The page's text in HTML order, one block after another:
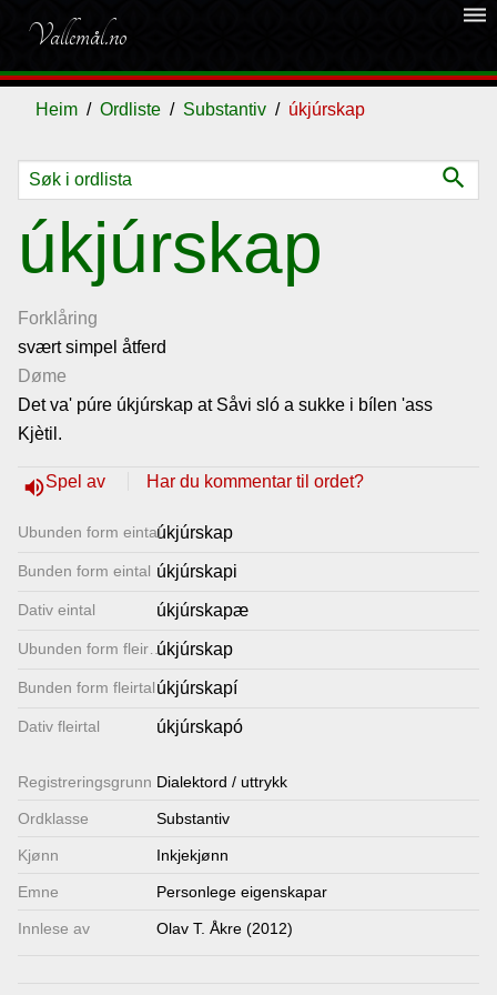
Vallemål.no
dehaze
Heim Ordliste Substantiv úkjúrskap
search
úkjúrskap
Forklåring
svært simpel åtferd
Døme
Det va' púre úkjúrskap at Såvi sló a sukke i bílen 'ass
Kjètil.
volume_upSpel av Har du kommentar til ordet?
Ubunden form eintalúkjúrskap
Bunden form eintal úkjúrskapi
Dativ eintal úkjúrskapæ
Ubunden form fleirtal
úkjúrskap
Bunden form fleirtalúkjúrskapí
Dativ fleirtal úkjúrskapó
Registrerings­grunn Dialektord / uttrykk
Ordklasse Substantiv
Kjønn Inkjekjønn
Emne Personlege eigenskapar
Innlese av Olav T. Åkre (2012)
Ordliste
Om
vallemålet
Gjestebok
Lenkjer
Kontakt
oss